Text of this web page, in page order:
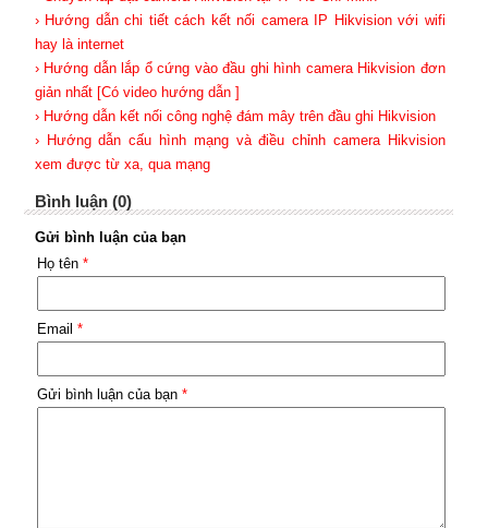
› Hướng dẫn chi tiết cách kết nối camera IP Hikvision với wifi
hay là internet
› Hướng dẫn lắp ổ cứng vào đầu ghi hình camera Hikvision đơn
giản nhất [Có video hướng dẫn ]
› Hướng dẫn kết nối công nghệ đám mây trên đầu ghi Hikvision
› Hướng dẫn cấu hình mạng và điều chỉnh camera Hikvision
xem được từ xa, qua mạng
Bình luận (0)
Gửi bình luận của bạn
Họ tên *
Email *
Gửi bình luận của bạn *